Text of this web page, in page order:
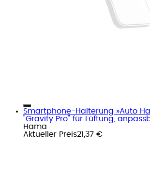
Smartphone-Halterung »Auto
"Gravity Pro" für Lüftung,
Hama
Aktueller Preis21,37 €